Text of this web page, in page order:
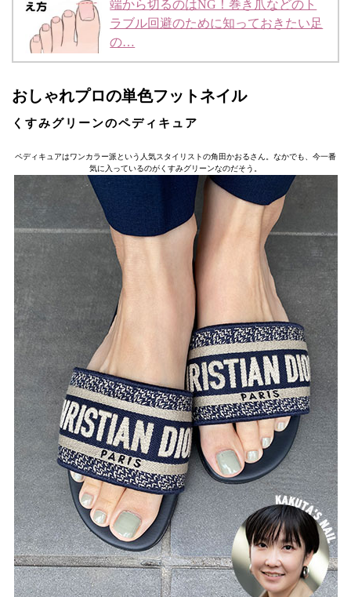
端から切るのはNG！巻き爪などのト
ラブル回避のために知っておきたい足
の…
おしゃれプロの単色フットネイル
くすみグリーンのペディキュア
ペディキュアはワンカラー派という人気スタイリストの角田かおるさん。なかでも、今一番
気に入っているのがくすみグリーンなのだそう。